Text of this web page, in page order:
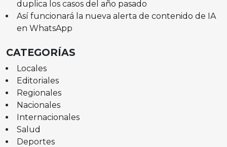
duplica los casos del año pasado
Así funcionará la nueva alerta de contenido de IA
en WhatsApp
CATEGORÍAS
Locales
Editoriales
Regionales
Nacionales
Internacionales
Salud
Deportes